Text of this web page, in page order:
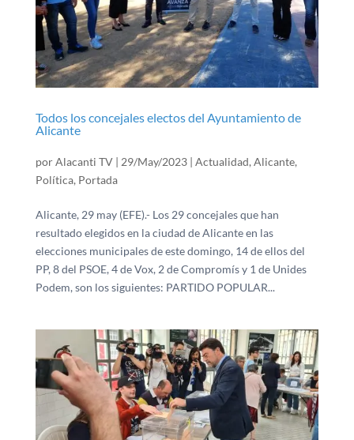
Todos los concejales electos del Ayuntamiento de
Alicante
porAlacanti TV| 29/May/2023| Actualidad, Alicante,
Política, Portada
Alicante, 29 may (EFE).- Los 29 concejales que han
resultado elegidos en la ciudad de Alicante en las
elecciones municipales de este domingo, 14 de ellos del
PP, 8 del PSOE, 4 de Vox, 2 de Compromís y 1 de Unides
Podem, son los siguientes: PARTIDO POPULAR...